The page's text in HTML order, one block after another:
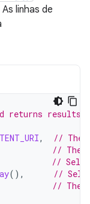
linhas de
returns results
,
// The
// The
//
(),
//
// The